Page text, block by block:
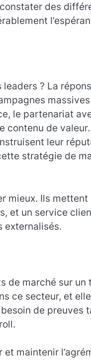
des
? La
le partenariat
de valeur.
leur
stratégie de
mieux. Ils
et un service
externalisés.
de marché sur un
ce secteur, et
de preuves
maintenir